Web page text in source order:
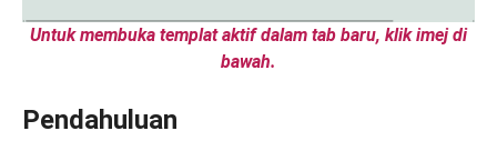
Untuk membuka templat aktif dalam tab baru, klik imej di
bawah.
Pendahuluan